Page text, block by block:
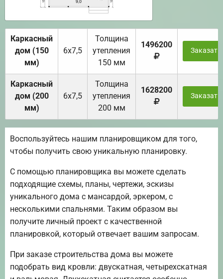
Каркасный
дом (150
мм)
6х7,5
Толщина
утепления
150 мм
1496200
Заказать
Каркасный
дом (200
мм)
6х7,5
Толщина
утепления
200 мм
1628200
Заказать
Воспользуйтесь нашим планировщиком для того,
чтобы получить свою уникальную планировку.
С помощью планировщика вы можете сделать
подходящие схемы, планы, чертежи, эскизы
уникального дома с мансардой, эркером, с
несколькими спальнями. Таким образом вы
получите личный проект с качественной
планировкой, который отвечает вашим запросам.
При заказе строительства дома вы можете
подобрать вид кровли: двускатная, четырехскатная